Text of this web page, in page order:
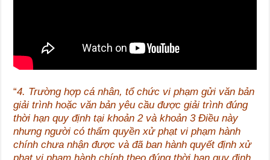
“4. Trường hợp cá nhân, tổ chức vi phạm gửi văn bản
giải trình hoặc văn bản yêu cầu được giải trình đúng
thời hạn quy định tại khoản 2 và khoản 3 Điều này
nhưng người có thẩm quyền xử phạt vi phạm hành
chính chưa nhận được và đã ban hành quyết định xử